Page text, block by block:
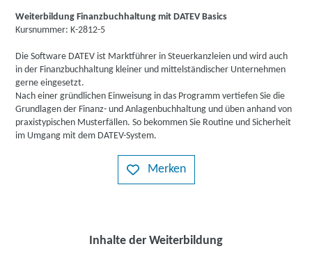
Weiterbildung Finanzbuchhaltung mit DATEV Basics
Kursnummer: K-2812-5
Die Software DATEV ist Marktführer in Steuerkanzleien und wird auch
in der Finanzbuchhaltung kleiner und mittelständischer Unternehmen
gerne eingesetzt.
Nach einer gründlichen Einweisung in das Programm vertiefen Sie die
Grundlagen der Finanz- und Anlagenbuchhaltung und üben anhand von
praxistypischen Musterfällen. So bekommen Sie Routine und Sicherheit
im Umgang mit dem DATEV-System.
Merken
Inhalte der Weiterbildung